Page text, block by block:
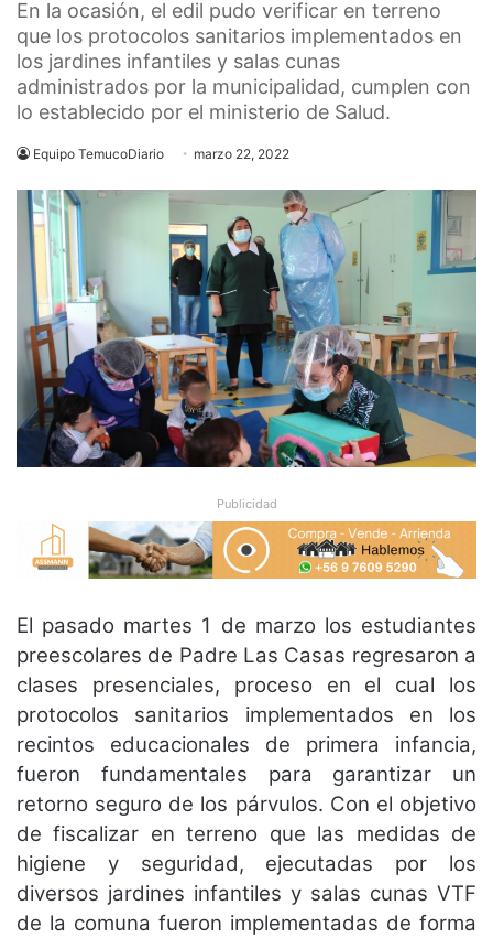
En la ocasión, el edil pudo verificar en terreno
que los protocolos sanitarios implementados en
los jardines infantiles y salas cunas
administrados por la municipalidad, cumplen con
lo establecido por el ministerio de Salud.
Equipo TemucoDiario marzo 22, 2022
Publicidad
El pasado martes 1 de marzo los estudiantes
preescolares de Padre Las Casas regresaron a
clases presenciales, proceso en el cual los
protocolos sanitarios implementados en los
recintos educacionales de primera infancia,
fueron fundamentales para garantizar un
retorno seguro de los párvulos. Con el objetivo
de fiscalizar en terreno que las medidas de
higiene y seguridad, ejecutadas por los
diversos jardines infantiles y salas cunas VTF
de la comuna fueron implementadas de forma